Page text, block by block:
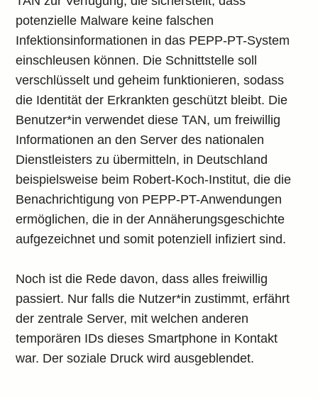
potenzielle Malware keine falschen
Infektionsinformationen in das PEPP-PT-System
einschleusen können. Die Schnittstelle soll
verschlüsselt und geheim funktionieren, sodass
die Identität der Erkrankten geschützt bleibt. Die
Benutzer*in verwendet diese TAN, um freiwillig
Informationen an den Server des nationalen
Dienstleisters zu übermitteln, in Deutschland
beispielsweise beim Robert-Koch-Institut, die die
Benachrichtigung von PEPP-PT-Anwendungen
ermöglichen, die in der Annäherungsgeschichte
aufgezeichnet und somit potenziell infiziert sind.
Noch ist die Rede davon, dass alles freiwillig
passiert. Nur falls die Nutzer*in zustimmt, erfährt
der zentrale Server, mit welchen anderen
temporären IDs dieses Smartphone in Kontakt
war. Der soziale Druck wird ausgeblendet.